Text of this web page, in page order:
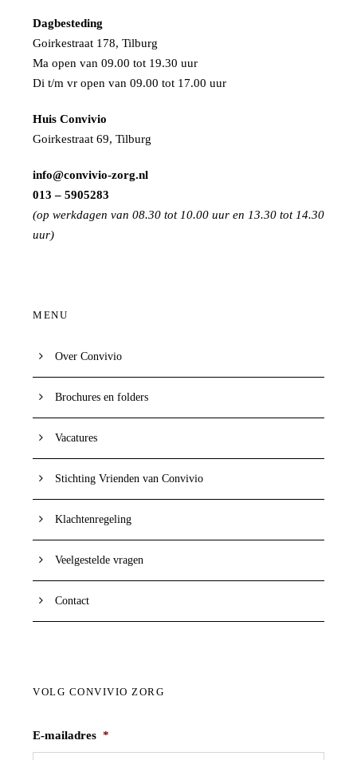
Dagbesteding
Goirkestraat 178, Tilburg
Ma open van 09.00 tot 19.30 uur
Di t/m vr open van 09.00 tot 17.00 uur
Huis Convivio
Goirkestraat 69, Tilburg
info@convivio-zorg.nl
013 – 5905283
(op werkdagen van 08.30 tot 10.00 uur en 13.30 tot 14.30
uur)
MENU
Over Convivio
Brochures en folders
Vacatures
Stichting Vrienden van Convivio
Klachtenregeling
Veelgestelde vragen
Contact
VOLG CONVIVIO ZORG
E-mailadres *